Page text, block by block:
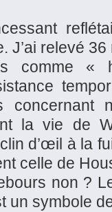
J’ai relevé
comme «
concernant
la vie de
d’œil à la
celle de
non ?
un symbole